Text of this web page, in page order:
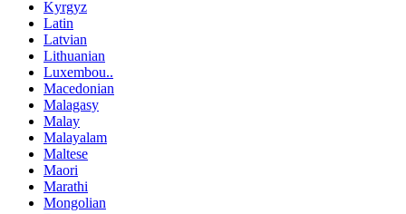
Kyrgyz
Latin
Latvian
Lithuanian
Luxembou..
Macedonian
Malagasy
Malay
Malayalam
Maltese
Maori
Marathi
Mongolian